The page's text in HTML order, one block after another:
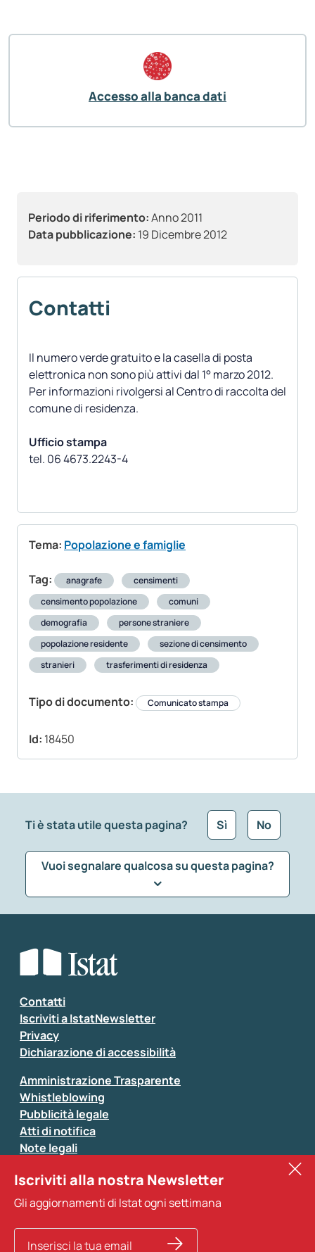
Periodo di riferimento:Anno 2011
Data pubblicazione: 19 Dicembre 2012
Contatti
Il numero verde gratuito e la casella di posta
elettronica non sono più attivi dal 1° marzo 2012.
Per informazioni rivolgersi al Centro di raccolta del
comune di residenza.
Ufficio stampa
tel. 06 4673.2243-4
Tema: Popolazione e famiglie
Tag: anagrafe
censimenti
censimento popolazione
comuni
demografia
persone straniere
popolazione residente
sezione di censimento
stranieri
trasferimenti di residenza
Tipo di documento: Comunicato stampa
Id: 18450
Accesso alla banca dati
Ti è stata utile questa pagina? Sì No
Vuoi segnalare qualcosa su questa pagina?
Seleziona la tipologia della segnalazione
Inserisci il tuo commento
Si prega di non fornire dati di natura personale (ad
esempio dati di contatto). Per ogni altra comunicazione
e per richiedere dati, pubblicazioni, file di microdati,
Contatti
Iscriviti a IstatNewsletter
Privacy
Dichiarazione di accessibilità
Amministrazione Trasparente
Whistleblowing
Pubblicità legale
Atti di notifica
Note legali
Sistan
Altri servizi
Iscriviti alla nostra Newsletter
Gli aggiornamenti di Istat ogni settimana